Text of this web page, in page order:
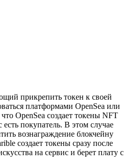
прикрепить токен к своей
платформами OpenSea или
OpenSea создает токены NFT
есть покупатель. В этом случае
вознаграждение блокчейну
создает токены сразу после
на сервис и берет плату с